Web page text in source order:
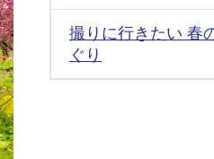
撮りに行きたい 春
ぐり